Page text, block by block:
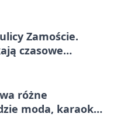
Zamoście.
czasowe
różne
moda, karaoke